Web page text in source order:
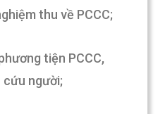
thu về PCCC;
tiện PCCC,
người;